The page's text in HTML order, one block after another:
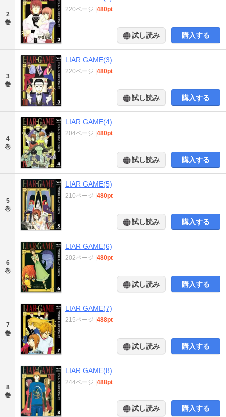
2
巻
220ページ 480pt
試し読み 購入する
3
巻
LIAR GAME(3)
220ページ 480pt
試し読み 購入する
4
巻
LIAR GAME(4)
204ページ 480pt
試し読み 購入する
5
巻
LIAR GAME(5)
210ページ 480pt
試し読み 購入する
6
巻
LIAR GAME(6)
202ページ 480pt
試し読み 購入する
7
巻
LIAR GAME(7)
215ページ 488pt
試し読み 購入する
8
巻
LIAR GAME(8)
244ページ 488pt
試し読み 購入する